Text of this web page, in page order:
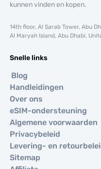
kunnen vinden en kopen.
14th floor, Al Sarab Tower, Abu
Al Maryah Island, Abu Dhabi,
Snelle links
Blog
Handleidingen
Over ons
eSIM-ondersteuning
Algemene voorwaarden
Privacybeleid
Levering- en
Sitemap